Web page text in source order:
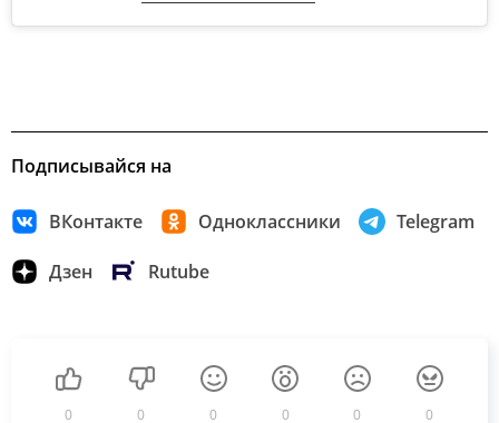
Подписывайся на
ВКонтакте Одноклассники Telegram
Дзен Rutube
0 0 0 0 0 0